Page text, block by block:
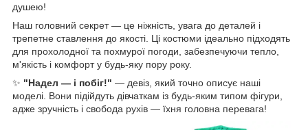
душею!
Наш головний секрет — це ніжність, увага до деталей і
трепетне ставлення до якості. Ці костюми ідеально підходять
для прохолодної та похмурої погоди, забезпечуючи тепло,
м'якість і комфорт у будь-яку пору року.
✨ "Надел — і побіг!" — девіз, який точно описує наші
моделі. Вони підійдуть дівчаткам із будь-яким типом фігури,
адже зручність і свобода рухів — їхня головна перевага!